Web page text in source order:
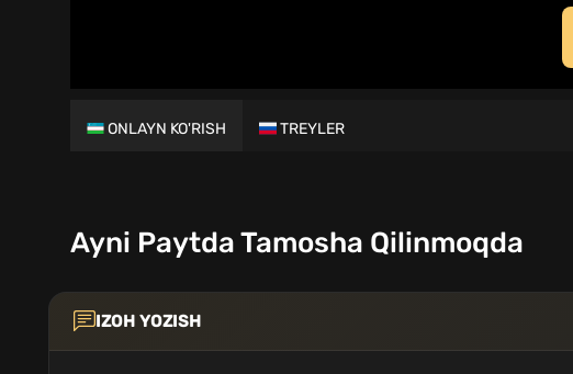
ONLAYN KO'RISH TREYLER
Ayni Paytda Tamosha Qilinmoqda
IZOH YOZISH